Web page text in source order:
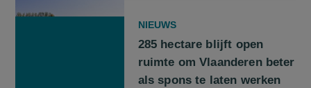
NIEUWS
285 hectare blijft open
ruimte om Vlaanderen beter
als spons te laten werken